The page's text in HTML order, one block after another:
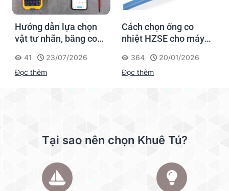
Hướng dẫn lựa chọn
vật tư nhãn, băng co
Supvan G15M Pro
41
23/07/2026
Đọc thêm
Cách chọn ống co
nhiệt HZSE cho máy in
364
20/01/2026
Đọc thêm
Tại sao nên chọn Khuê Tú?